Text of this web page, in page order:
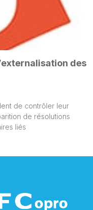
des
de contrôler leur
de résolutions
liés